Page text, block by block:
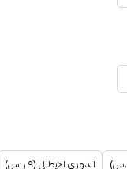
الدوري الايطالي (٩ ر.س)